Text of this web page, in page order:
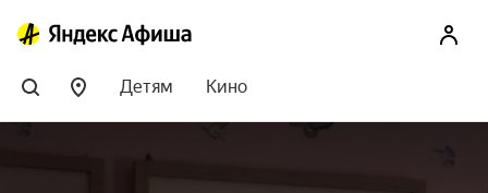
Детям Кино